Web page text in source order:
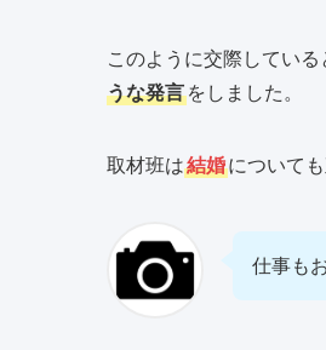
このように交際してい
うな発言 をしました。
取材班は結婚について
仕事も